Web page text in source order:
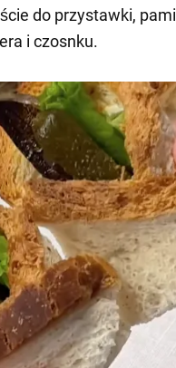
do przystawki,
i czosnku.